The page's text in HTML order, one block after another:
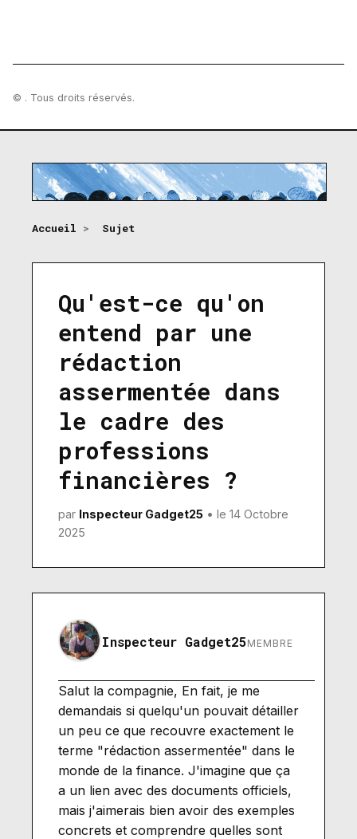
© . Tous droits réservés.
Accueil > Sujet
Qu'est-ce qu'on
entend par une
rédaction
assermentée dans
le cadre des
professions
financières ?
par Inspecteur Gadget25 • le 14 Octobre
2025
Inspecteur Gadget25 MEMBRE
Salut la compagnie, En fait, je me
demandais si quelqu'un pouvait détailler
un peu ce que recouvre exactement le
terme "rédaction assermentée" dans le
monde de la finance. J'imagine que ça
a un lien avec des documents officiels,
mais j'aimerais bien avoir des exemples
concrets et comprendre quelles sont